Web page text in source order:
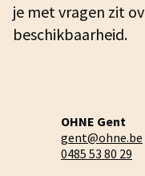
je met vragen zit
beschikbaarheid.
OHNE Gent
gent@ohne.be
0485 53 80 29